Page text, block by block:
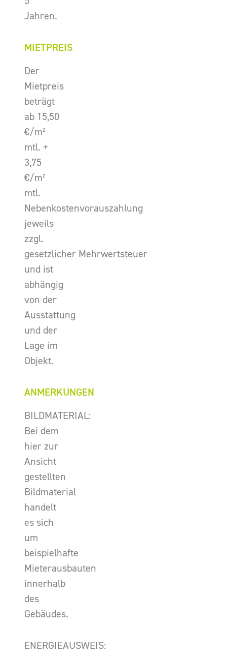
Jahren.
MIETPREIS
Der
Mietpreis
beträgt
ab 15,50
€/m²
mtl. +
3,75
€/m²
mtl.
Nebenkostenvorauszahlung
jeweils
zzgl.
gesetzlicher Mehrwertsteuer
und ist
abhängig
von der
Ausstattung
und der
Lage im
Objekt.
ANMERKUNGEN
BILDMATERIAL:
Bei dem
hier zur
Ansicht
gestellten
Bildmaterial
handelt
es sich
um
beispielhafte
Mieterausbauten
innerhalb
des
Gebäudes.
ENERGIEAUSWEIS: